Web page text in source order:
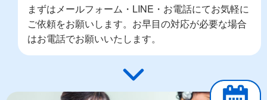
まずはメールフォーム・LINE・お電話にてお気軽に
ご依頼をお願いします。お早目の対応が必要な場合
はお電話でお願いいたします。